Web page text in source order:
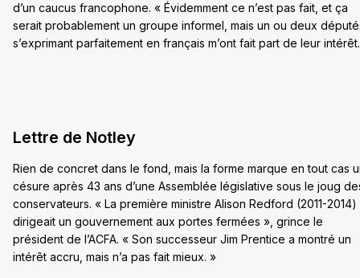
d’un caucus francophone. « Évidemment ce n’est pas fait, et ça
serait probablement un groupe informel, mais un ou deux
s’exprimant parfaitement en français m’ont fait part de leur
Lettre de Notley
Rien de concret dans le fond, mais la forme marque en tout cas
césure après 43 ans d’une Assemblée législative sous le joug
conservateurs. « La première ministre Alison Redford (2011-2014)
dirigeait un gouvernement aux portes fermées », grince le
président de l’ACFA. « Son successeur Jim Prentice a montré un
intérêt accru, mais n’a pas fait mieux. »